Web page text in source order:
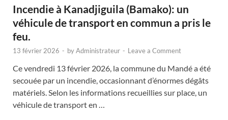
Incendie à Kanadjiguila (Bamako): un
véhicule de transport en commun a pris le
feu.
13 février 2026 - byAdministrateur - Leave a Comment
Ce vendredi 13 février 2026, la commune du Mandé a été
secouée par un incendie, occasionnant d’énormes dégâts
matériels. Selon les informations recueillies sur place, un
véhicule de transport en …